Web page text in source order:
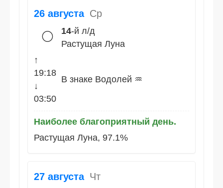
26 августа Ср
🌕 14-й л/д
Растущая Луна
↑
19:18
↓
03:50
В знаке Водолей ♒
Наиболее благоприятный день.
Растущая Луна, 97.1%
27 августа Чт